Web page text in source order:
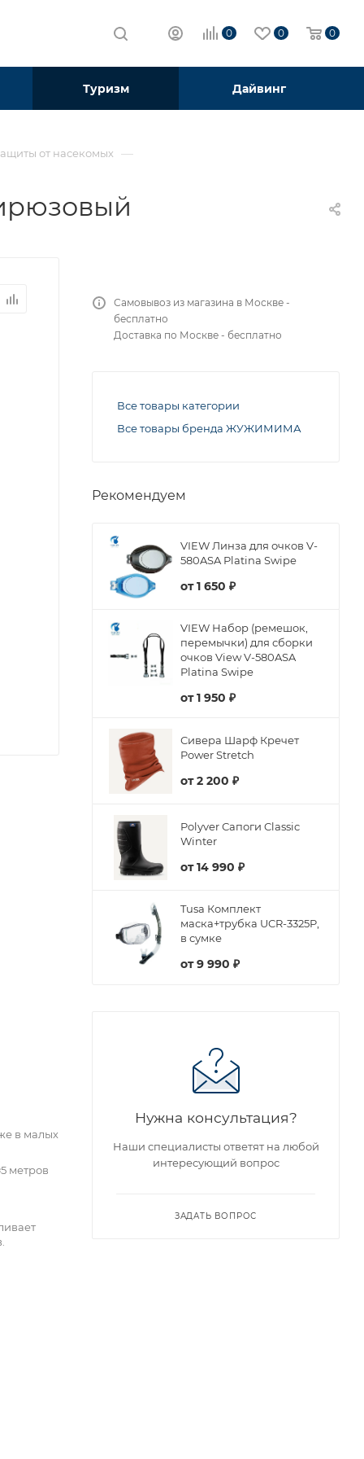
0 0 0
Туризм Дайвинг
от насекомых —
в малых
метров
Самовывоз из магазина в Москве -
бесплатно
Доставка по Москве - бесплатно
Все товары категории
Все товары бренда ЖУЖИМИМА
Рекомендуем
VIEW Линза для очков V-
580ASA Platina Swipe
от1 650 ₽
VIEW Набор (ремешок,
перемычки) для сборки
очков View V-580ASA
Platina Swipe
от1 950 ₽
Сивера Шарф Кречет
Power Stretch
от2 200 ₽
Polyver Сапоги Classic
Winter
от14 990 ₽
Tusa Комплект
маска+трубка UCR-3325P,
в сумке
от9 990 ₽
Нужна консультация?
Наши специалисты ответят на любой
интересующий вопрос
ЗАДАТЬ ВОПРОС